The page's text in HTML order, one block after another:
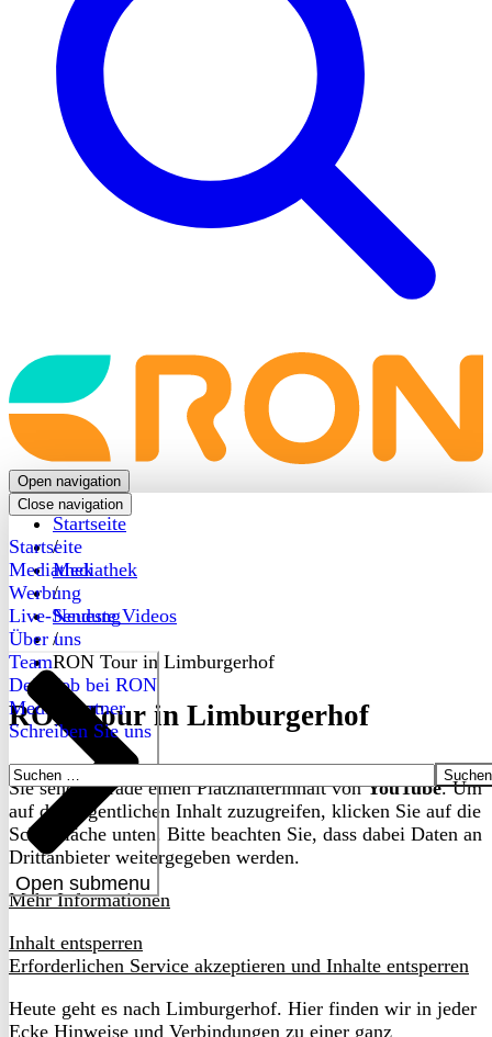
Back
to
frontpage
Open navigation
Close navigation
Startseite
Mediathek
Werbung
Live-Sendung
Über uns
Open submenu
Team
Dein Job bei RON
Medienpartner
Schreiben Sie uns
Suchen
nach:
Startseite
/
Mediathek
/
Neueste Videos
/
RON Tour in Limburgerhof
RON Tour in Limburgerhof
Sie sehen gerade einen Platzhalterinhalt vonYouTube. Um
auf den eigentlichen Inhalt zuzugreifen, klicken Sie auf die
Schaltfläche unten. Bitte beachten Sie, dass dabei Daten an
Drittanbieter weitergegeben werden.
Mehr Informationen
Inhalt entsperren
Erforderlichen Service akzeptieren und Inhalte entsperren
Heute geht es nach Limburgerhof. Hier finden wir in jeder
Ecke Hinweise und Verbindungen zu einer ganz